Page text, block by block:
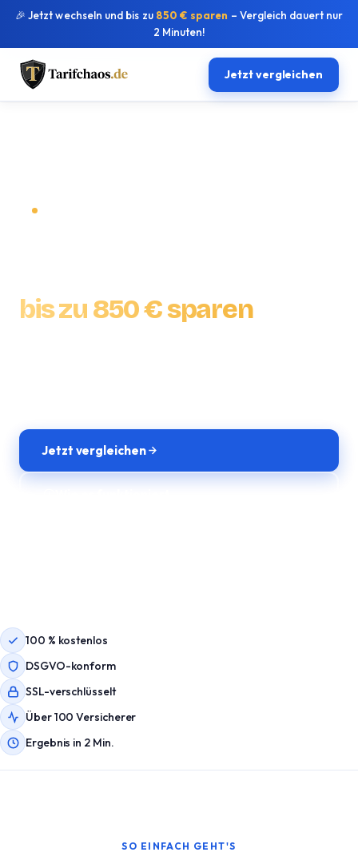
🎉 Jetzt wechseln und bis zu 850 € sparen – Vergleich dauert nur
2 Minuten!
Jetzt vergleichen
bis zu 850 € sparen
Jetzt vergleichen
100 % kostenlos
DSGVO-konform
SSL-verschlüsselt
Über 100 Versicherer
Ergebnis in 2 Min.
SO EINFACH GEHT'S